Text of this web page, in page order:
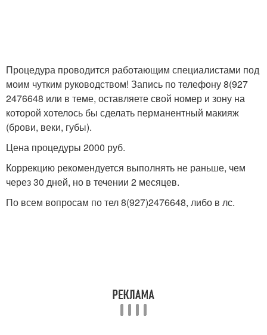
Процедура проводится работающим специалистами под
моим чутким руководством! Запись по телефону 8(927
2476648 или в теме, оставляете свой номер и зону на
которой хотелось бы сделать перманентный макияж
(брови, веки, губы).
Цена процедуры 2000 руб.
Коррекцию рекомендуется выполнять не раньше, чем
через 30 дней, но в течении 2 месяцев.
По всем вопросам по тел 8(927)2476648, либо в лс.